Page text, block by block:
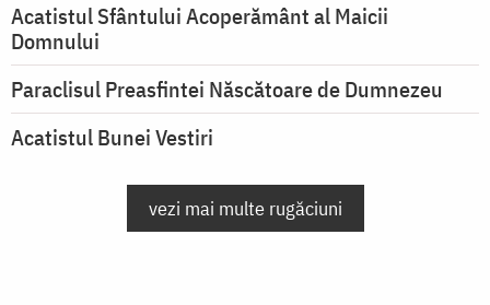
Acatistul Sfântului Acoperământ al Maicii
Domnului
Paraclisul Preasfintei Născătoare de Dumnezeu
Acatistul Bunei Vestiri
vezi mai multe rugăciuni